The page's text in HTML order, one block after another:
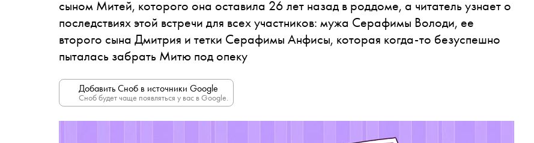
сыном Митей, которого она оставила 26 лет назад в роддоме, а читатель узнает о
последствиях этой встречи для всех участников: мужа Серафимы Володи, ее
второго сына Дмитрия и тетки Серафимы Анфисы, которая когда-то безуспешно
пыталась забрать Митю под опеку
Добавить Сноб в источники Google
Сноб будет чаще появляться у вас в Google.